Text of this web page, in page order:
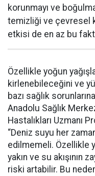
korunmayı ve
temizliği ve çevresel
etkisi de en az bu
Özellikle yoğun
kirlenebileceğini ve
bazı sağlık
Anadolu Sağlık
Hastalıkları Uzmanı
“Deniz suyu her
edilmemeli. Özellikle
yakın ve su akışının
riski artabilir. Bu